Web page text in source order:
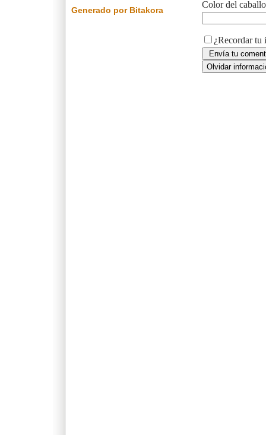
Color del
¿Recordar tu
Generado por Bitakora